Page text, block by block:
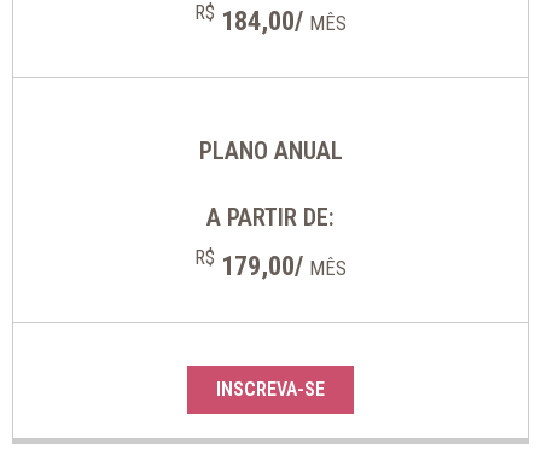
R$ 184,00/ MÊS
PLANO ANUAL
A PARTIR DE:
R$ 179,00/ MÊS
INSCREVA-SE